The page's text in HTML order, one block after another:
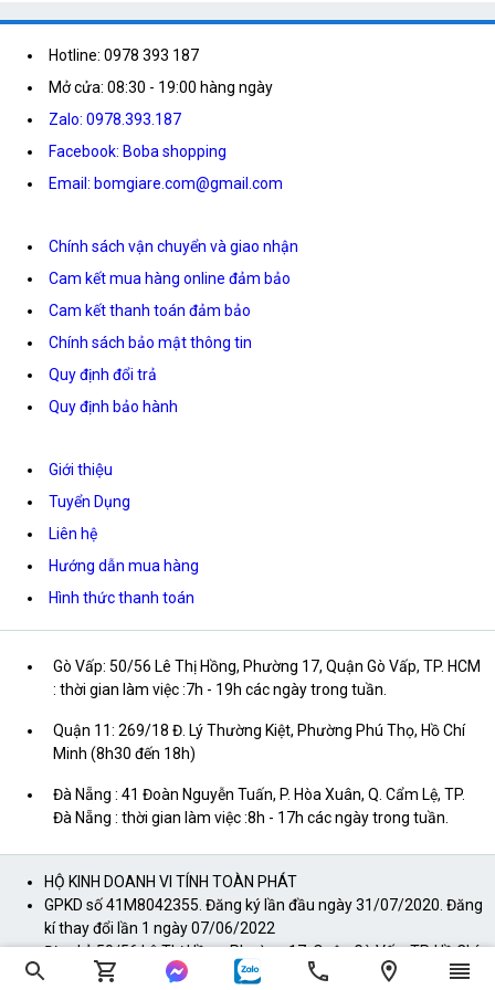
Hotline: 0978 393 187
Mở cửa: 08:30 - 19:00 hàng ngày
Zalo: 0978.393.187
Facebook: Boba shopping
Email: bomgiare.com@gmail.com
Chính sách vận chuyển và giao nhận
Cam kết mua hàng online đảm bảo
Cam kết thanh toán đảm bảo
Chính sách bảo mật thông tin
Quy định đổi trả
Quy định bảo hành
Giới thiệu
Tuyển Dụng
Liên hệ
Hướng dẫn mua hàng
Hình thức thanh toán
Gò Vấp: 50/56 Lê Thị Hồng, Phường 17, Quận Gò Vấp, TP. HCM
: thời gian làm việc :7h - 19h các ngày trong tuần.
Quận 11: 269/18 Đ. Lý Thường Kiệt, Phường Phú Thọ, Hồ Chí
Minh (8h30 đến 18h)
Đà Nẵng : 41 Đoàn Nguyễn Tuấn, P. Hòa Xuân, Q. Cẩm Lệ, TP.
Đà Nẵng : thời gian làm việc :8h - 17h các ngày trong tuần.
HỘ KINH DOANH VI TÍNH TOÀN PHÁT
GPKD số 41M8042355. Đăng ký lần đầu ngày 31/07/2020. Đăng
kí thay đổi lần 1 ngày 07/06/2022
Địa chỉ: 50/56 Lê Thị Hồng, Phường 17, Quận Gò Vấp, TP. Hồ Chí